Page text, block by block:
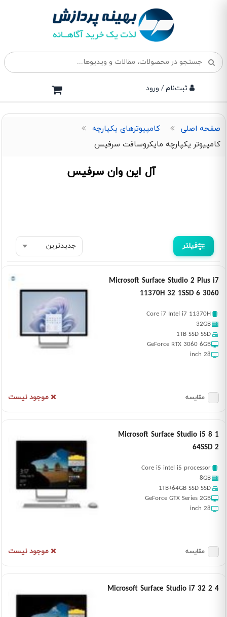
ثبت‌نام / ورود
صفحه اصلی
کامپیوترهای یکپارچه
کامپیوتر یکپارچه مایکروسافت سرفیس
آل این وان سرفیس
فیلتر
Microsoft Surface Studio 2 Plus i7
11370H 32 1SSD 6 3060
Core i7 Intel i7 11370H
32GB
1TB SSD SSD
GeForce RTX 3060 6GB
28 inch
موجود نیست مقایسه
Microsoft Surface Studio i5 8 1
64SSD 2
Core i5 intel i5 processor
8GB
1TB+64GB SSD SSD
GeForce GTX Series 2GB
28 inch
موجود نیست مقایسه
Microsoft Surface Studio i7 32 2 4